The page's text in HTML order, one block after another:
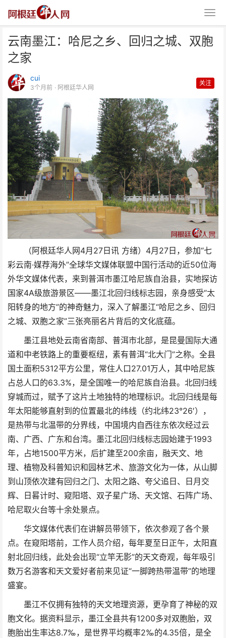
云南墨江：哈尼之乡、回归之城、双胞
之家
cui
3个月前 · 阿根廷华人网
关注
（阿根廷华人网4月27日讯 方绪）4月27日，参加“七
彩云南·媒荐海外”全球华文媒体联盟中国行活动的近50位海
外华文媒体代表，来到普洱市墨江哈尼族自治县，实地探访
国家4A级旅游景区——墨江北回归线标志园，亲身感受“太
阳转身的地方”的神奇魅力，深入了解墨江“哈尼之乡、回归
之城、双胞之家”三张亮丽名片背后的文化底蕴。
墨江县地处云南省南部、普洱市北部，是昆曼国际大通
道和中老铁路上的重要枢纽，素有普洱“北大门”之称。全县
国土面积5312平方公里，常住人口27.01万人，其中哈尼族
占总人口的63.3%，是全国唯一的哈尼族自治县。北回归线
穿城而过，赋予了这片土地独特的地理标识。北回归线是每
年太阳能够直射到的位置最北的纬线（约北纬23°26′），
是热带与北温带的分界线，中国境内自西往东依次经过云
南、广西、广东和台湾。墨江北回归线标志园始建于1993
年，占地1500平方米，后扩建至200余亩，融天文、地
理、植物及科普知识和园林艺术、旅游文化为一体，从山脚
到山顶依次建有回归之门、太阳之路、夸父追日、日月交
辉、日晷计时、窥阳塔、双子星广场、天文馆、石阵广场、
哈尼取火台等十余处景点。
华文媒体代表们在讲解员带领下，依次参观了各个景
点。在窥阳塔前，工作人员介绍，每年夏至日正午，太阳直
射北回归线，此处会出现“立竿无影”的天文奇观，每年吸引
数万名游客和天文爱好者前来见证“一脚跨热带温带”的地理
盛宴。
墨江不仅拥有独特的天文地理资源，更孕育了神秘的双
胞文化。据资料显示，墨江全县共有1200多对双胞胎，双
胞胎出生率达8.7‰，是世界平均概率2‰的4.35倍，是全
云南墨江：哈尼之乡、回归之城、
双胞之家